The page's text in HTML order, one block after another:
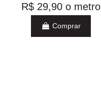
R$ 29,90 o metro
Comprar